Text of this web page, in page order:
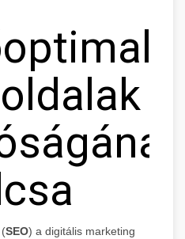
(SEO) a digitális marketing